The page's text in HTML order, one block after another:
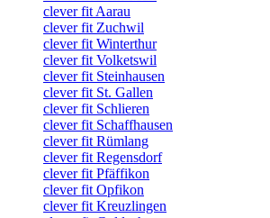
clever fit Aarau
clever fit Zuchwil
clever fit Winterthur
clever fit Volketswil
clever fit Steinhausen
clever fit St. Gallen
clever fit Schlieren
clever fit Schaffhausen
clever fit Rümlang
clever fit Regensdorf
clever fit Pfäffikon
clever fit Opfikon
clever fit Kreuzlingen